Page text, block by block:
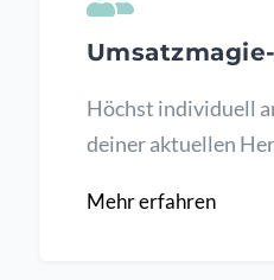
Höchst individuell
deiner aktuellen
Mehr erfahren